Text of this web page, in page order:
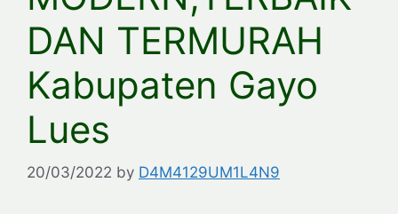
DAN TERMURAH
Kabupaten Gayo
Lues
20/03/2022 by D4M4129UM1L4N9